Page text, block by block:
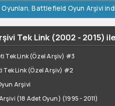
,Battlefield Oyun Arşivi
Tek Link (2002 - 2015)
Tek Link (Özel Arşiv) #3
Tek Link (Özel Arşiv) #2
Arşivi
(18 Adet Oyun) (1995 - 2011)